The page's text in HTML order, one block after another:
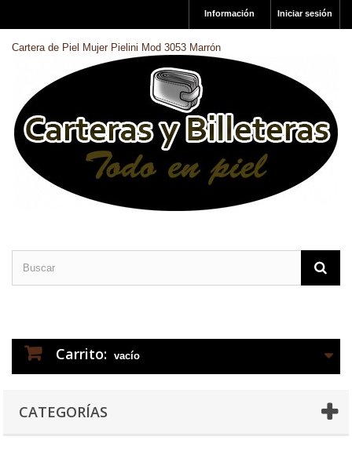
Iniciar sesión
Información
Cartera de Piel Mujer Pielini Mod 3053 Marrón
Carrito: vacío
CATEGORÍAS